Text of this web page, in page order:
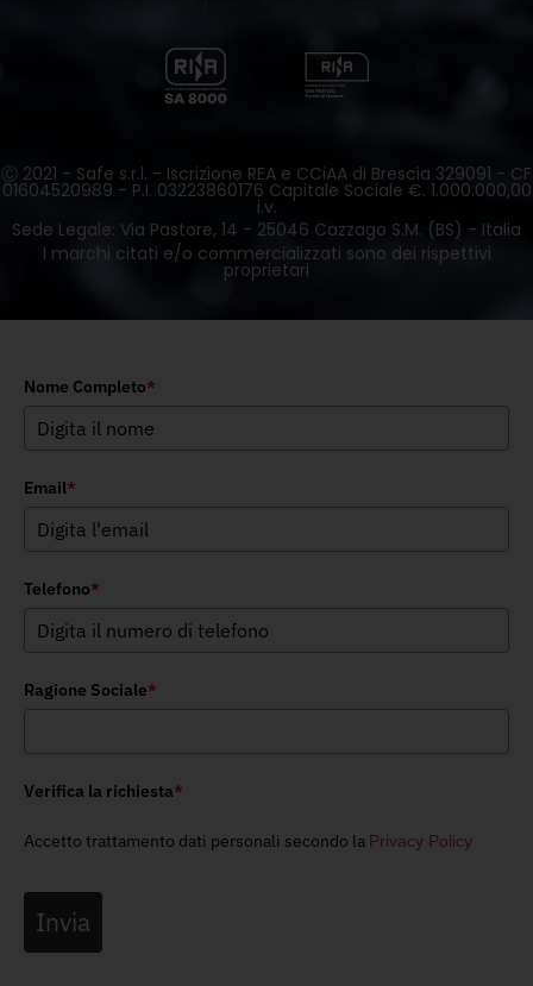
Ⓒ 2021 - Safe s.r.l. - Iscrizione REA e CCiAA di Brescia 329091 - CF
01604520989 - P.I. 03223860176 Capitale Sociale €. 1.000.000,00
i.v.
Sede Legale: Via Pastore, 14 - 25046 Cazzago S.M. (BS) - Italia
I marchi citati e/o commercializzati sono dei rispettivi
proprietari
Nome Completo*
Email*
Telefono*
Ragione Sociale*
Verifica la richiesta*
Accetto trattamento dati personali secondo la Privacy Policy
Invia